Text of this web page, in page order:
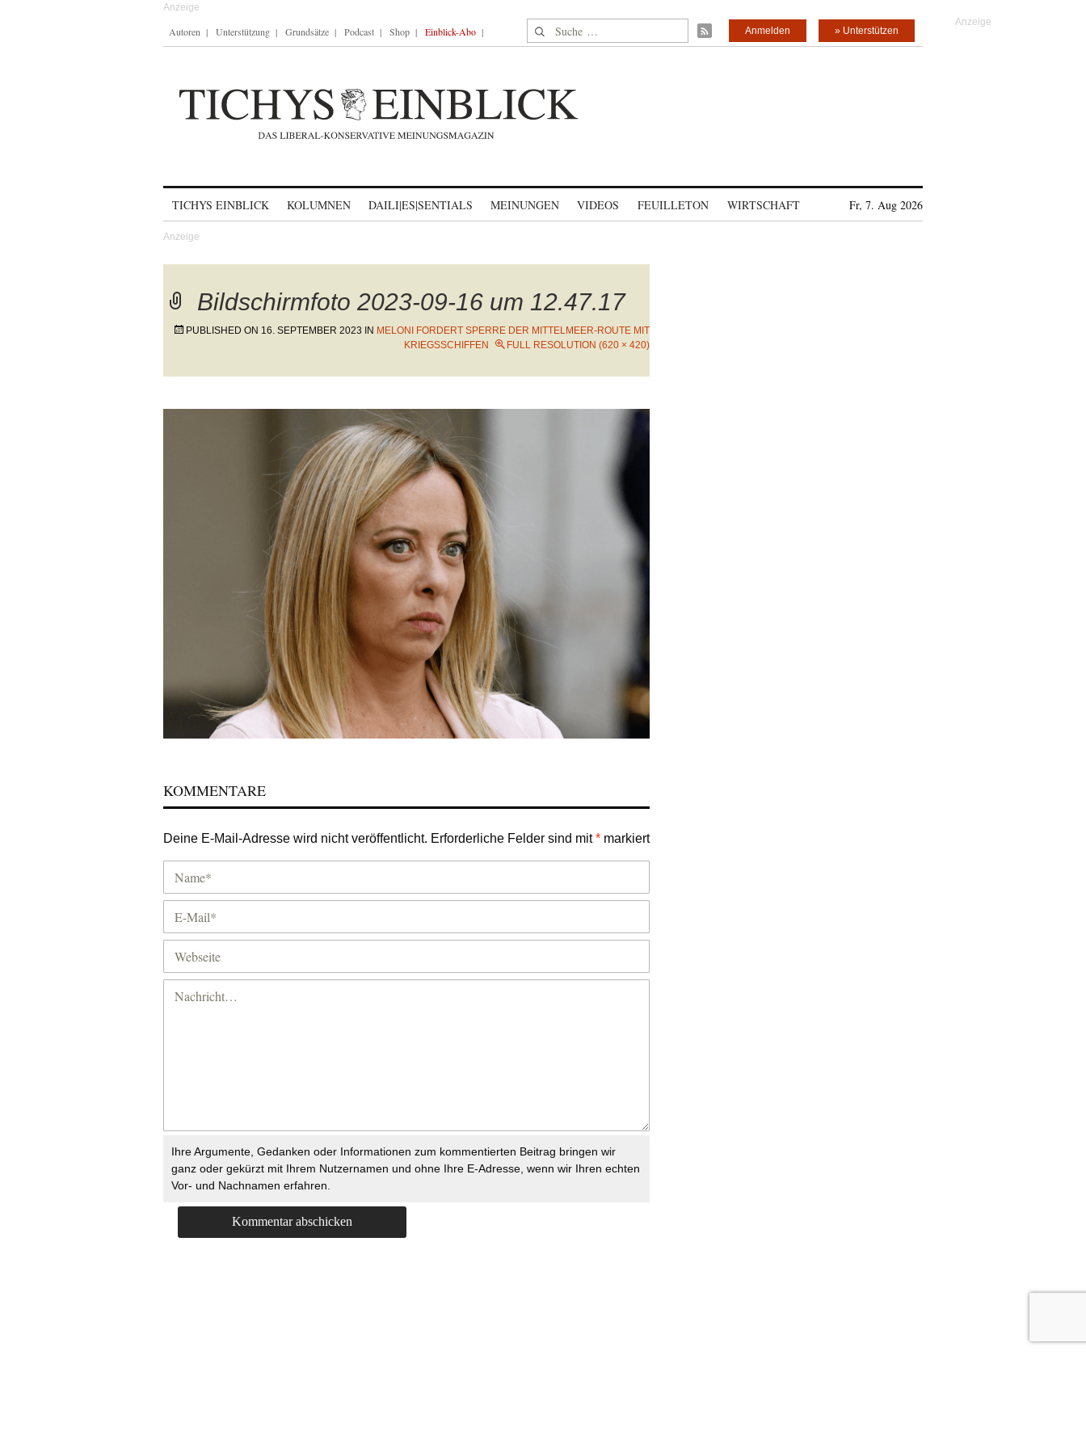
Autoren Unterstützung Grundsätze Podcast Shop Einblick-Abo Suche nach: » Unterstützen
Anmelden
TICHYS EINBLICK KOLUMNEN DAILI|ES|SENTIALS MEINUNGEN VIDEOS FEUILLETON WIRTSCHAFT Fr, 7. Aug 2026
Bildschirmfoto 2023-09-16 um 12.47.17
PUBLISHED ON 16. SEPTEMBER 2023 IN MELONI FORDERT SPERRE DER MITTELMEER-ROUTE MIT
KRIEGSSCHIFFEN
FULL RESOLUTION (620 × 420)
KOMMENTARE
Deine E-Mail-Adresse wird nicht veröffentlicht. Erforderliche Felder sind mit* markiert
Ihre Argumente, Gedanken oder Informationen zum kommentierten Beitrag bringen wir
ganz oder gekürzt mit Ihrem Nutzernamen und ohne Ihre E-Adresse, wenn wir Ihren echten
Vor- und Nachnamen erfahren.